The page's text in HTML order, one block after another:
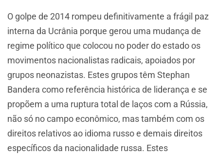
O golpe de 2014 rompeu definitivamente a frágil paz
interna da Ucrânia porque gerou uma mudança de
regime político que colocou no poder do estado os
movimentos nacionalistas radicais, apoiados por
grupos neonazistas. Estes grupos têm Stephan
Bandera como referência histórica de liderança e se
propõem a uma ruptura total de laços com a Rússia,
não só no campo econômico, mas também com os
direitos relativos ao idioma russo e demais direitos
específicos da nacionalidade russa. Estes